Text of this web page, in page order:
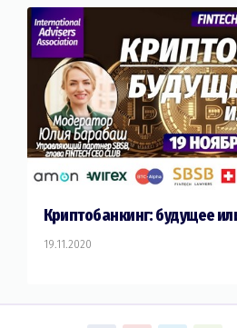
Криптобанкинг: будущее
19.11.2020